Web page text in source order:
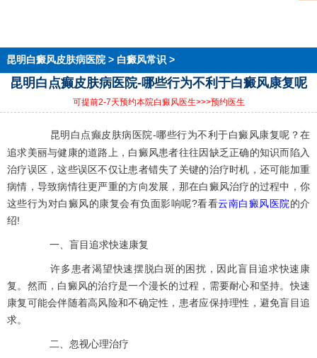
昆明白癜风皮肤病医院> 白癜风常识 >
昆明白点癫皮肤病医院-哪些行为不利于白癜风康复呢
可提前2-7天预约本院白癜风医生>>>预约医生
昆明白点癫皮肤病医院-哪些行为不利于白癜风康复呢？在
追求美丽与健康的道路上，白癜风患者往往因缺乏正确的知识而陷入
治疗误区，这些误区不仅让患者错失了关键的治疗时机，还可能加重
病情，导致病情往更严重的方向发展，那在白癜风治疗的过程中，你
这些行为对白癜风的康复会有负面影响呢?看看云南白癜风医院的介
绍!
一、盲目追求快速康复
许多患者渴望快速摆脱白斑的困扰，因此盲目追求快速康
复。然而，白癜风的治疗是一个漫长的过程，需要耐心和坚持。快速
康复可能会伴随着高风险和不确定性，患者应保持理性，避免盲目追
求。
二、忽视心理治疗